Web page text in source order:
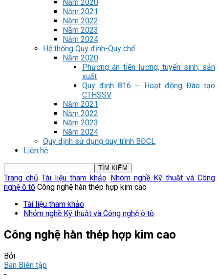
Năm 2020
Năm 2021
Năm 2022
Năm 2023
Năm 2024
Hệ thống Quy định-Quy chế
Năm 2020
Phương án tiền lương, tuyển sinh, sản
xuất
Quy định 816 – Hoạt động Đào tạo
CTHSSV
Năm 2021
Năm 2022
Năm 2023
Năm 2024
Quy định sử dụng quy trình BĐCL
Liên hệ
Trang chủ Tài liệu tham khảo Nhóm nghề Kỹ thuật và Công
nghệ ô tô Công nghệ hàn thép hợp kim cao
Tài liệu tham khảo
Nhóm nghề Kỹ thuật và Công nghệ ô tô
Công nghệ hàn thép hợp kim cao
Bởi
Ban Biên tập
-